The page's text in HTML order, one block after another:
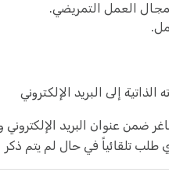
العمل التمريضي.
إلى البريد الإلكتروني
ضمن عنوان البريد الإلكتروني
تلقائياً في حال لم يتم ذكر